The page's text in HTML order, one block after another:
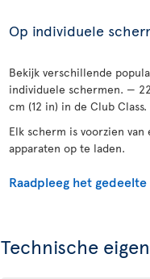
Op individuele
Bekijk verschillende
individuele schermen. —
cm (12 in) in de Club Class.
Elk scherm is voorzien
apparaten op te laden.
Raadpleeg het
Technische